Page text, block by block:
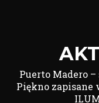
Puerto Madero
Piękno zapisane